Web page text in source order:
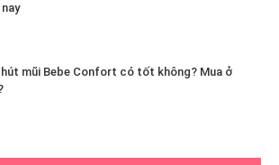
hút mũi Bebe Confort có tốt không? Mua ở